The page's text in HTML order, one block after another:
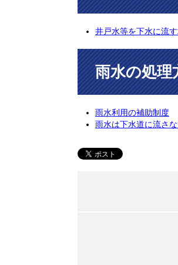
井戸水等を下水に流
雨水の処理
雨水利用の補助制度
雨水は下水道に流さ